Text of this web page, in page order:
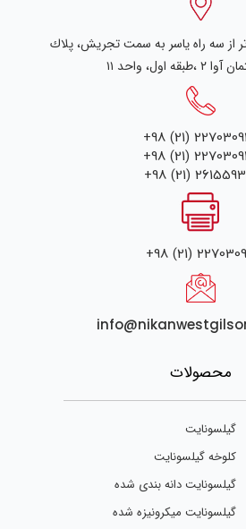
تر از سه راه یاسر به سمت تجریش، پلاك
+98 (21)
+98 (21)
+98 (21)
+98 (21)
محصولات
گیلسونایت
کلوخه گیلسونایت
گیلسونایت دانه بندی شده
گیلسونایت میکرونیزه شده